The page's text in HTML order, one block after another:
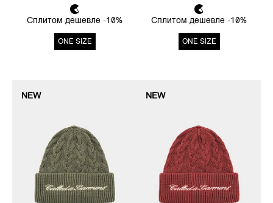
Сплитом дешевле -10%
ONE SIZE
Сплитом дешевле -10%
ONE SIZE
NEW NEW